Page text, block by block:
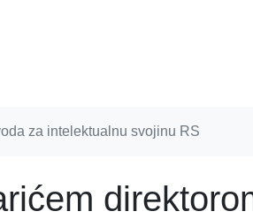
za intelektualnu svojinu RS